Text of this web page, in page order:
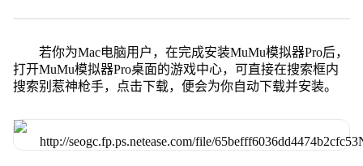
若你为Mac电脑用户，在完成安装MuMu模拟器Pro后，
打开MuMu模拟器Pro桌面的游戏中心，可直接在搜索框内
搜索别惹神枪手，点击下载，便会为你自动下载并安装。